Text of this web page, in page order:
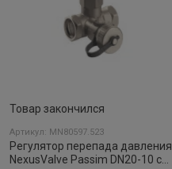
Товар закончился
Артикул: MN80597.523
Регулятор перепада давления
NexusValve Passim DN20-10 с